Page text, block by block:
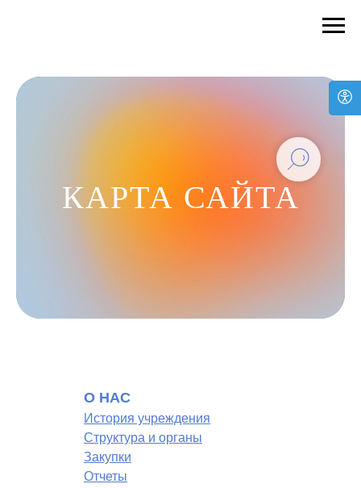
КАРТА САЙТА
О НАС
История учреждения
Структура и органы
Закупки
Отчеты